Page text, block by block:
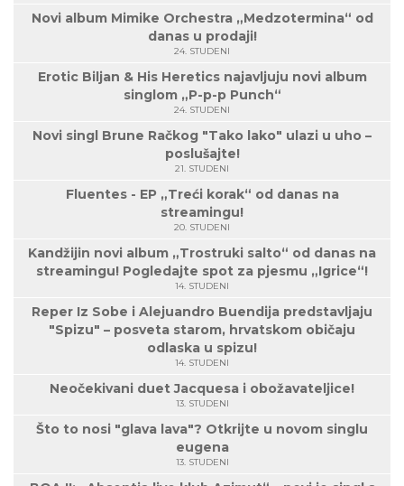
Novi album Mimike Orchestra „Medzotermina“ od
danas u prodaji!
24. STUDENI
Erotic Biljan & His Heretics najavljuju novi album
singlom „P-p-p Punch“
24. STUDENI
Novi singl Brune Račkog "Tako lako" ulazi u uho –
poslušajte!
21. STUDENI
Fluentes - EP „Treći korak“ od danas na
streamingu!
20. STUDENI
Kandžijin novi album „Trostruki salto“ od danas na
streamingu! Pogledajte spot za pjesmu „Igrice“!
14. STUDENI
Reper Iz Sobe i Alejuandro Buendija predstavljaju
"Spizu" – posveta starom, hrvatskom običaju
odlaska u spizu!
14. STUDENI
Neočekivani duet Jacquesa i obožavateljice!
13. STUDENI
Što to nosi "glava lava"? Otkrijte u novom singlu
eugena
13. STUDENI